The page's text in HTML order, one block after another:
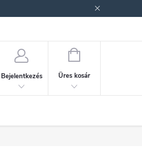
Bejelentkezés
KOSÁR
Üres kosár